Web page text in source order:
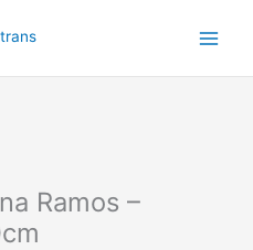
Ramos –